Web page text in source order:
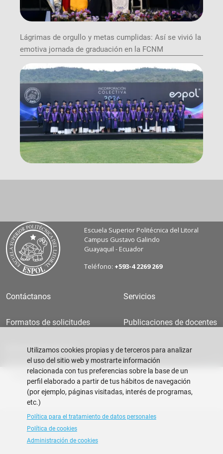
Lágrimas de orgullo y metas cumplidas: Así se vivió la
emotiva jornada de graduación en la FCNM
Utilizamos cookies propias y de terceros para analizar
el uso del sitio web y mostrarte información
relacionada con tus preferencias sobre la base de un
perfil elaborado a partir de tus hábitos de navegación
(por ejemplo, páginas visitadas, interés de programas,
etc.)
Política para el tratamiento de datos personales
Política de cookies
Administración de cookies
Escuela Superior Politécnica del Litoral
Campus Gustavo Galindo
Guayaquil - Ecuador
Teléfono: +593-4 2269 269
Contáctanos
Formatos de solicitudes
Información para el
docente
Servicios
Publicaciones de docentes
Copyright © 2026 ESPOL